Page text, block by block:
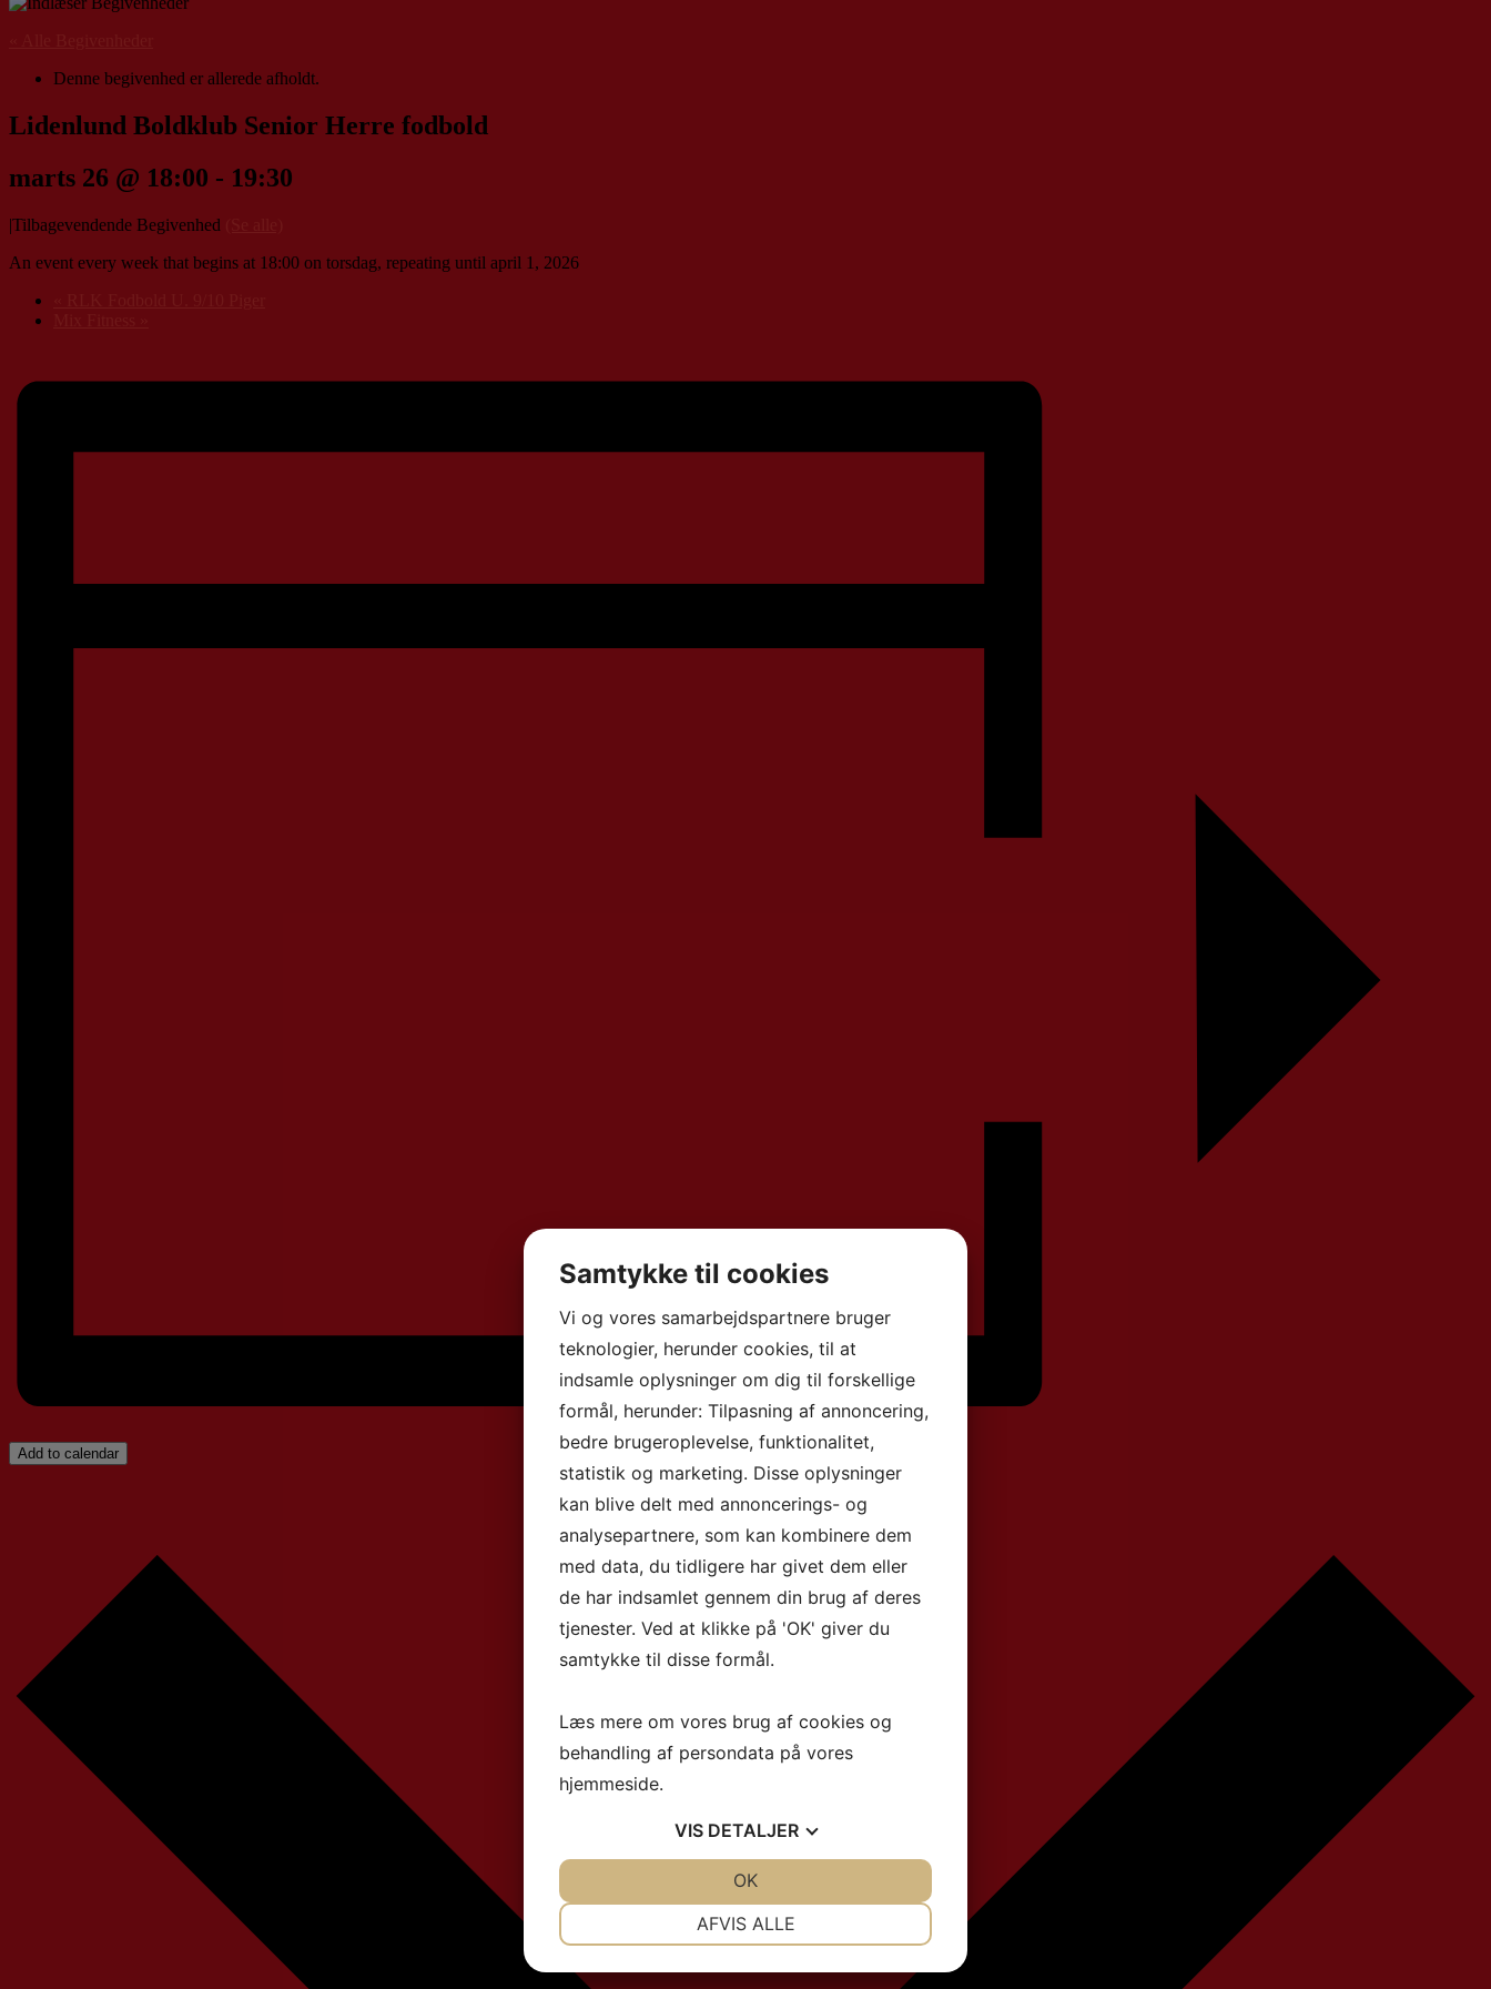
Denne begivenhed er allerede afholdt.
Lidenlund Boldklub Senior Herre fodbold
marts 26 @ 18:00 - 19:30
|Tilbagevendende Begivenhed
An event every week that begins at 18:00 on torsdag, repeating until april 1, 2026
Add to calendar
Samtykke til cookies
Vi og vores samarbejdspartnere bruger
teknologier, herunder cookies, til at
indsamle oplysninger om dig til forskellige
formål, herunder: Tilpasning af annoncering,
bedre brugeroplevelse, funktionalitet,
statistik og marketing. Disse oplysninger
kan blive delt med annoncerings- og
analysepartnere, som kan kombinere dem
med data, du tidligere har givet dem eller
de har indsamlet gennem din brug af deres
tjenester. Ved at klikke på 'OK' giver du
samtykke til disse formål.
Læs mere om vores brug af cookies og
behandling af persondata på vores
hjemmeside.
VIS DETALJER
AFVIS ALLE
OK